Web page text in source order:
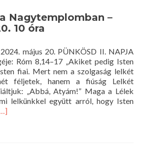
Nagytemplomban –
10 óra
május 20. PÜNKÖSD II. NAPJA
Róm 8,14–17 „Akiket pedig Isten
fiai. Mert nem a szolgaság lelkét
féljetek, hanem a fiúság Lelkét
„Abbá, Atyám!” Maga a Lélek
lelkünkkel együtt arról, hogy Isten